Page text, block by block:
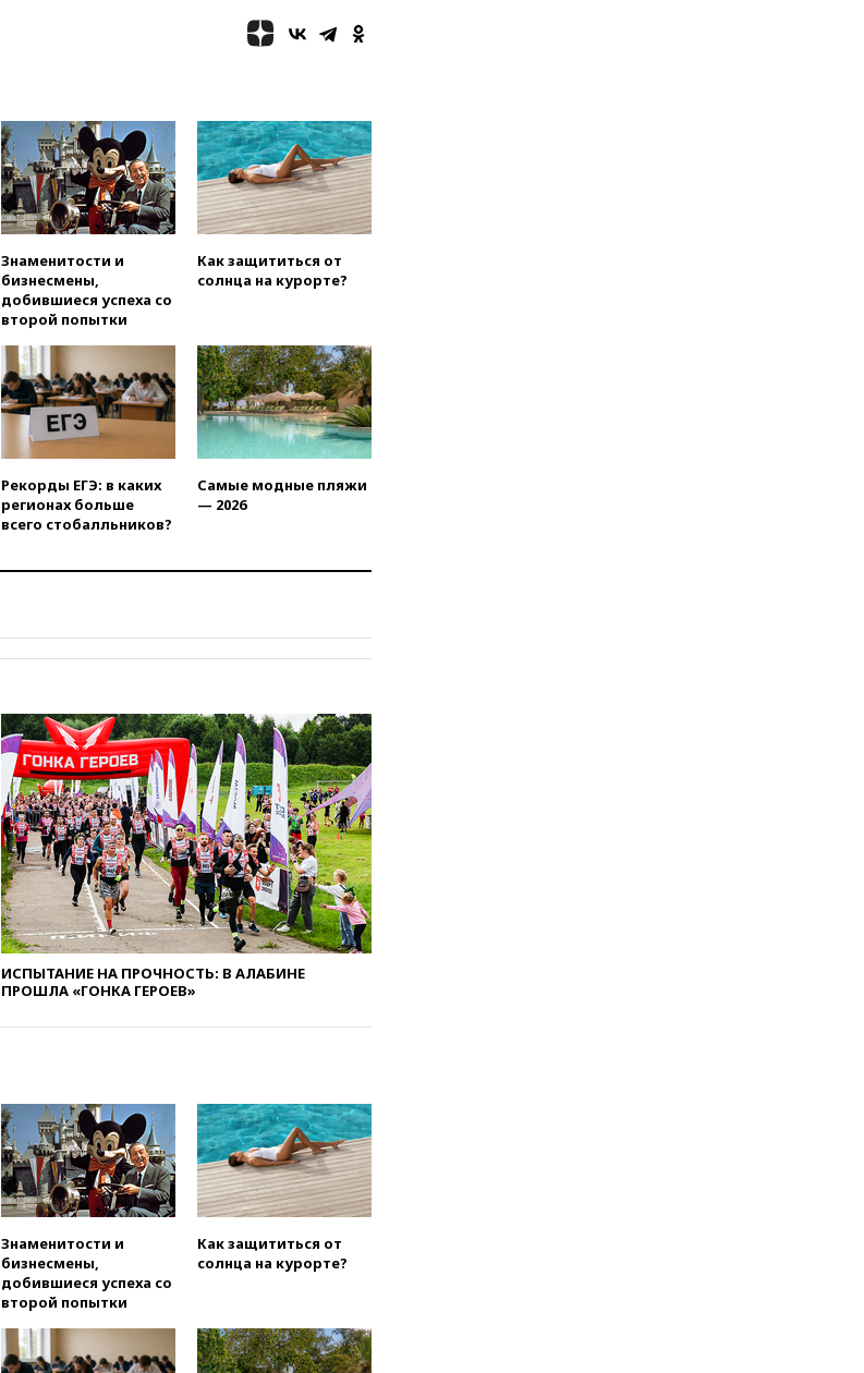
Ямпольская
призвала оптимизировать
предложил оплачивать
защиту дорог от БПЛА из
средств на ремонт
вчера, 20:00Зеленский 8
августа посетит Сербию с
вчера, 19:58 В Госдуму будет
внесен законопроект об
вчера, 19:50Аэропорты Сочи и
Ярославля приостановили
работу
вчера, 19:35WP: Трамп
призвал доноров-
республиканцев поддержать
Вэнса на выборах 2028 года
вчера, 19:20 Число ломбардов
в РФ превысило максимум
вчера, 19:00Путин уточнил
вчера, 18:50Euractiv: восток
Финляндии приходит в упадок
без российских туристов
вчера, 18:35 В Жуковском и
аэропорту Геленджика
введены ограничения
вчера, 18:21 Зюганов
присоединился к критике
«Яблока»
вчера, 18:15Четыре человека
пострадали при атаках ВСУ на
Белгородскую область
вчера, 18:00Совет мира
вчера, 17:50Миронов призвал
снять «Яблоко» с выборов в
Госдуму
вчера, 17:45Правительство
получит «золотую акцию» в
Шереметьево
вчера, 17:35
автобусу в Запорожской
области
Знаменитости и
бизнесмены,
добившиеся успеха со
второй попытки
Как защититься от
солнца на курорте?
Рекорды ЕГЭ: в каких
регионах больше
всего стобалльников?
Самые модные пляжи
— 2026
ИСПЫТАНИЕ НА ПРОЧНОСТЬ: В АЛАБИНЕ
ПРОШЛА «ГОНКА ГЕРОЕВ»
Знаменитости и
бизнесмены,
добившиеся успеха со
второй попытки
Как защититься от
солнца на курорте?